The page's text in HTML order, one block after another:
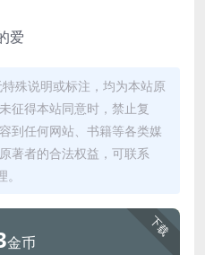
爱
殊说明或标注，均为本站原
征得本站同意时，禁止复
到任何网站、书籍等各类媒
著者的合法权益，可联系
下载
金币